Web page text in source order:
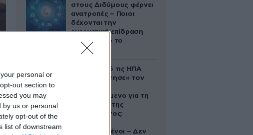
personal or
out section to
you may
by us or personal
opt-out of the
list of downstream
στους Διδύμους φέρνει
ανατροπές – Ποιοι
δέχονται την
ευεργετική επίδραση
του Δία από το
απόγευμα;
Ζευγάρι από τις ΗΠΑ
που «υιοθέτησε» τον
κατηγορούμενο για τη
δολοφονία της
Ελίζαμπεθ Ρος:
συντετριμμένοι – Δεν